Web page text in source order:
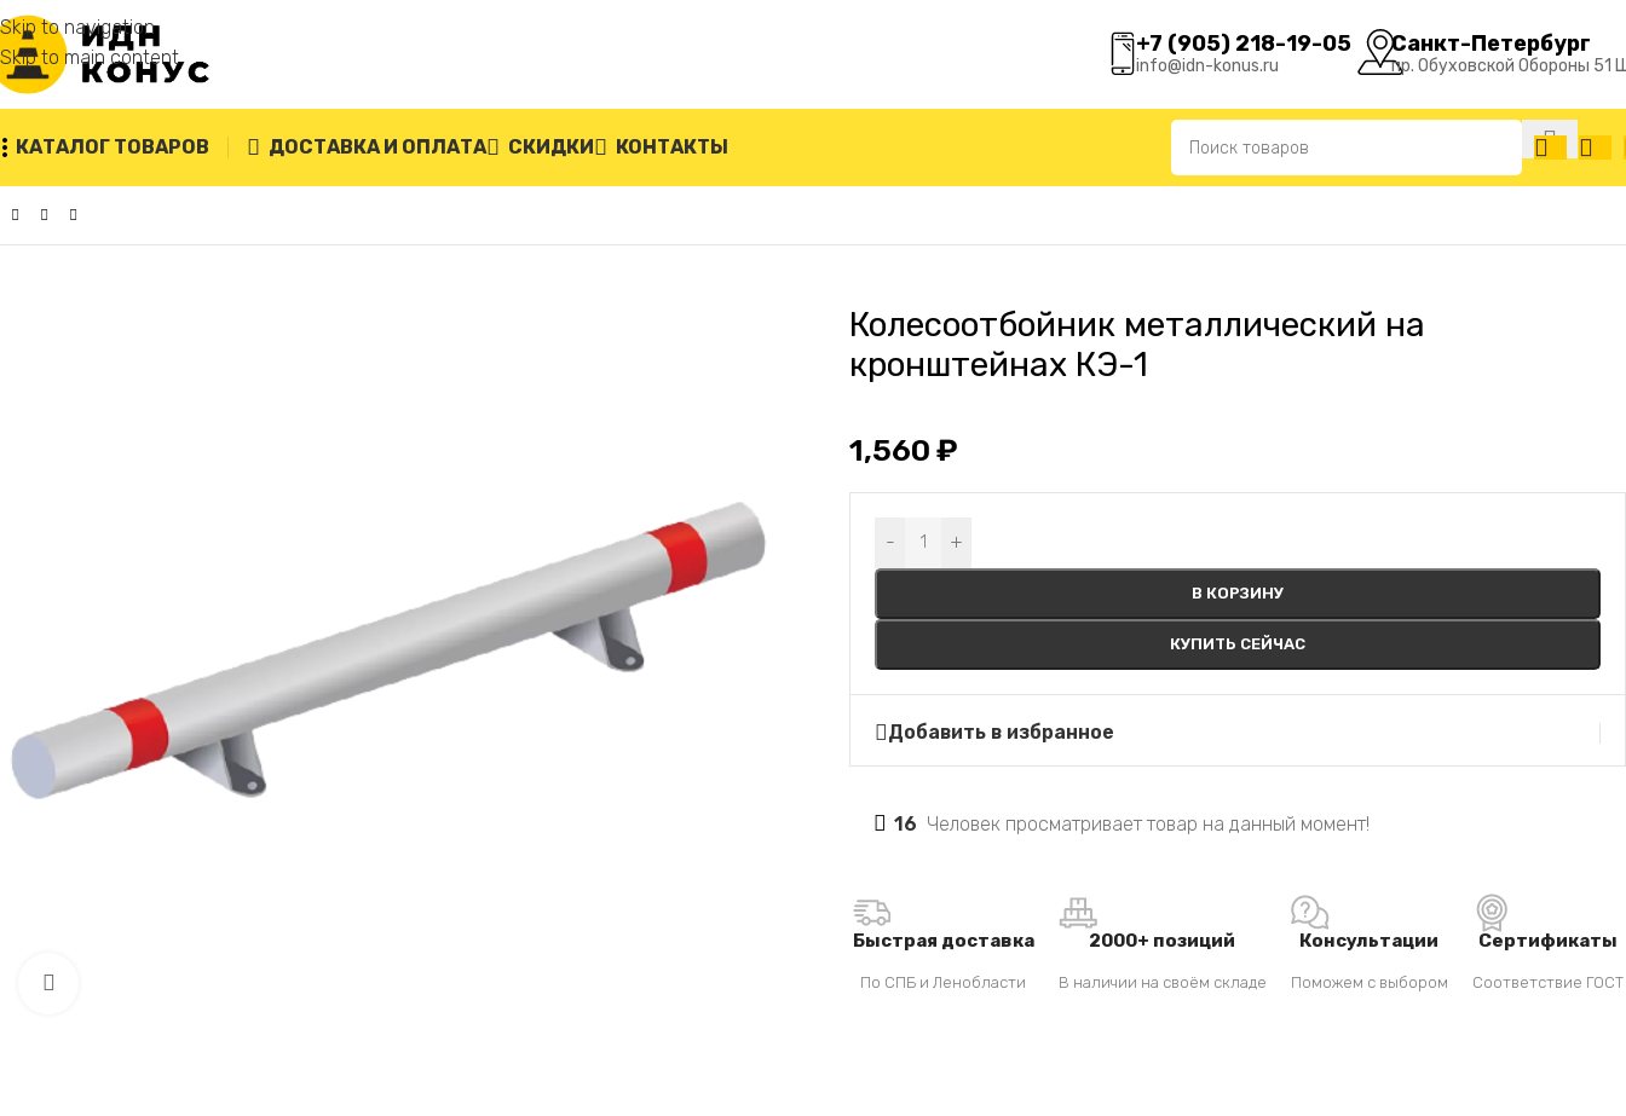
Skip to navigation
Skip to main content
+7 (905) 218-19-05
info@idn-konus.ru
Санкт-Петербург
пр. Обуховской Обороны 51
КАТАЛОГ ТОВАРОВ ДОСТАВКА И ОПЛАТА СКИДКИ
КОНТАКТЫ
Колесоотбойник металлический на
кронштейнах КЭ-1
1,560 ₽
- +
В КОРЗИНУ
КУПИТЬ СЕЙЧАС
Alternative:
Добавить в избранное
16 Человек просматривает товар на данный момент!
Быстрая доставка
По СПБ и Ленобласти
2000+ позиций
В наличии на своём складе
Консультации
Поможем с выбором
Сертификаты
Соответствие ГОСТ